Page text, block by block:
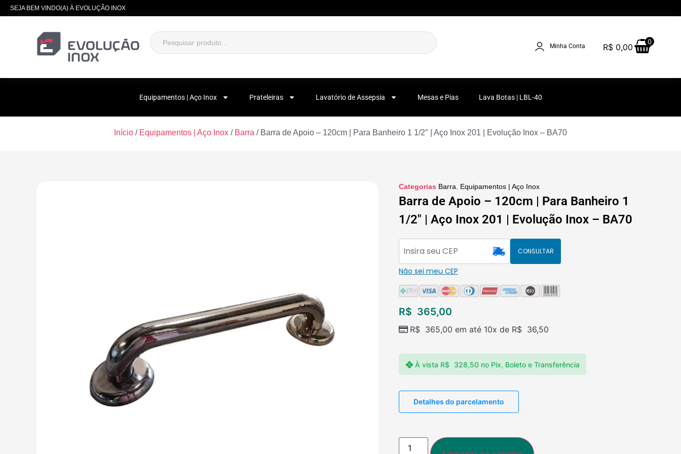
SEJA BEM VINDO(A) À EVOLUÇÃO INOX
Minha Conta R$0,00
0
Equipamentos | Aço Inox Prateleiras Lavatório de Assepsia Mesas e Pias Lava Botas | LBL-40
Início / Equipamentos | Aço Inox / Barra / Barra de Apoio – 120cm | Para Banheiro 1 1/2″ | Aço Inox 201 | Evolução Inox – BA70
Categorias Barra Equipamentos | Aço Inox
Barra de Apoio – 120cm | Para Banheiro 1
1/2″ | Aço Inox 201 | Evolução Inox – BA70
CONSULTAR
Não sei meu CEP
R$ 365,00
R$ 365,00 em até 10x de R$ 36,50
À vista R$ 328,50 no Pix, Boleto e Transferência
Detalhes do parcelamento